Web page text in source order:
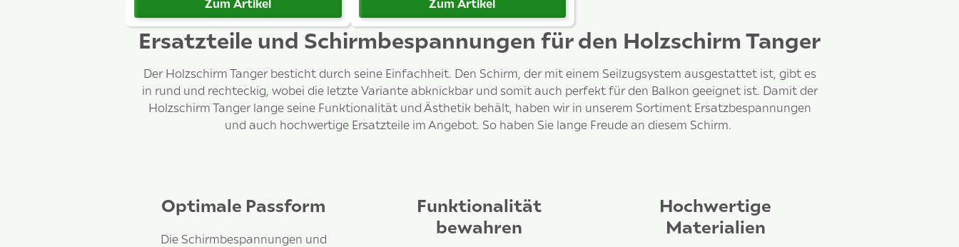
Zum Artikel Zum Artikel
Ersatzteile und Schirmbespannungen für den Holzschirm Tanger
Der Holzschirm Tanger besticht durch seine Einfachheit. Den Schirm, der mit einem Seilzugsystem ausgestattet ist, gibt es
in rund und rechteckig, wobei die letzte Variante abknickbar und somit auch perfekt für den Balkon geeignet ist. Damit der
Holzschirm Tanger lange seine Funktionalität und Ästhetik behält, haben wir in unserem Sortiment Ersatzbespannungen
und auch hochwertige Ersatzteile im Angebot. So haben Sie lange Freude an diesem Schirm.
Optimale Passform
Die Schirmbespannungen und
Funktionalität
bewahren
Hochwertige
Materialien